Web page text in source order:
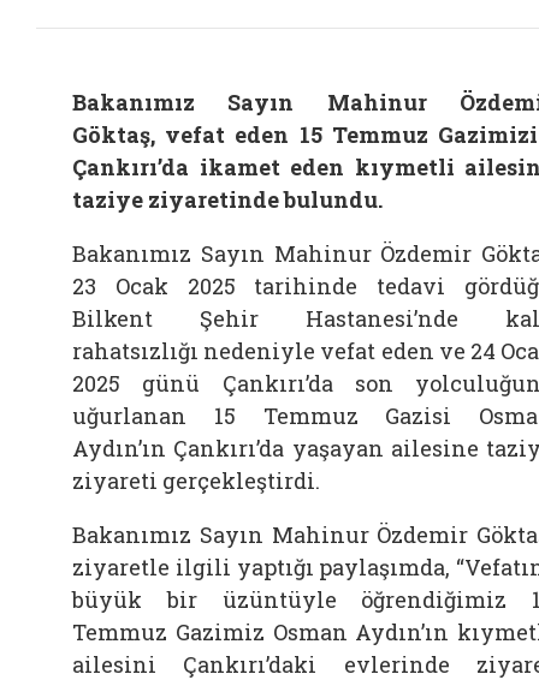
Bakanımız Sayın Mahinur
Göktaş, vefat eden 15 Temmuz
Çankırı’da ikamet eden kıymetli
taziye ziyaretinde bulundu.
Bakanımız Sayın Mahinur Özdemir
23 Ocak 2025 tarihinde tedavi
Bilkent Şehir Hastanesi’nde
rahatsızlığı nedeniyle vefat eden ve 24
2025 günü Çankırı’da son
uğurlanan 15 Temmuz Gazisi
Aydın’ın Çankırı’da yaşayan ailesine
ziyareti gerçekleştirdi.
Bakanımız Sayın Mahinur Özdemir
ziyaretle ilgili yaptığı paylaşımda,
büyük bir üzüntüyle öğrendiğimiz
Temmuz Gazimiz Osman Aydın’ın
ailesini Çankırı’daki evlerinde